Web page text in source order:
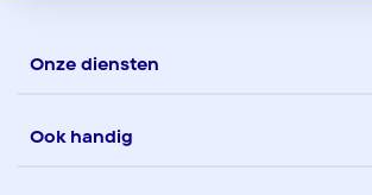
Onze diensten
Ook handig